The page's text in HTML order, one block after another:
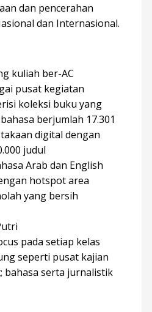
dan pencerahan
dan Internasional.
kuliah ber-AC
pusat kegiatan
koleksi buku yang
berjumlah 17.301
digital dengan
judul
Arab dan English
hotspot area
yang bersih
pada setiap kelas
seperti pusat kajian
bahasa serta jurnalistik